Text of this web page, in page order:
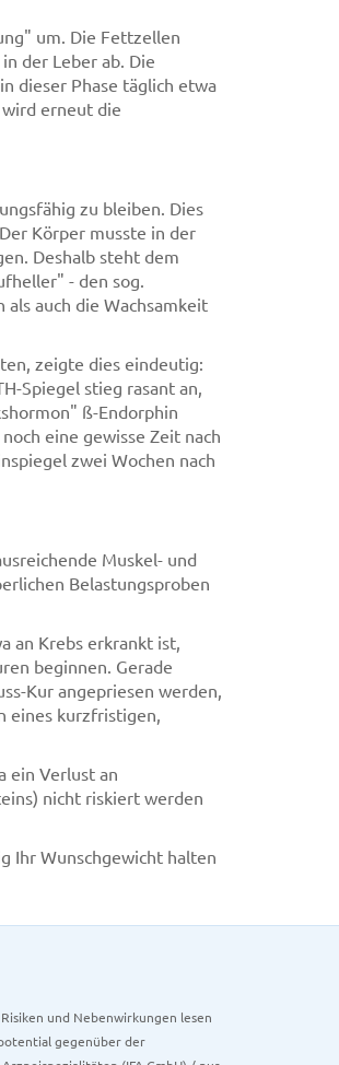
um. Die Fettzellen
der Leber ab. Die
dieser Phase täglich etwa
erneut die
zu bleiben. Dies
Körper musste in der
Deshalb steht dem
- den sog.
auch die Wachsamkeit
zeigte dies eindeutig:
Spiegel stieg rasant an,
ß-Endorphin
eine gewisse Zeit nach
zwei Wochen nach
Muskel- und
Belastungsproben
an Krebs erkrankt ist,
beginnen. Gerade
Kur angepriesen werden,
eines kurzfristigen,
ein Verlust an
nicht riskiert werden
Ihr Wunschgewicht halten
und Nebenwirkungen lesen
gegenüber der